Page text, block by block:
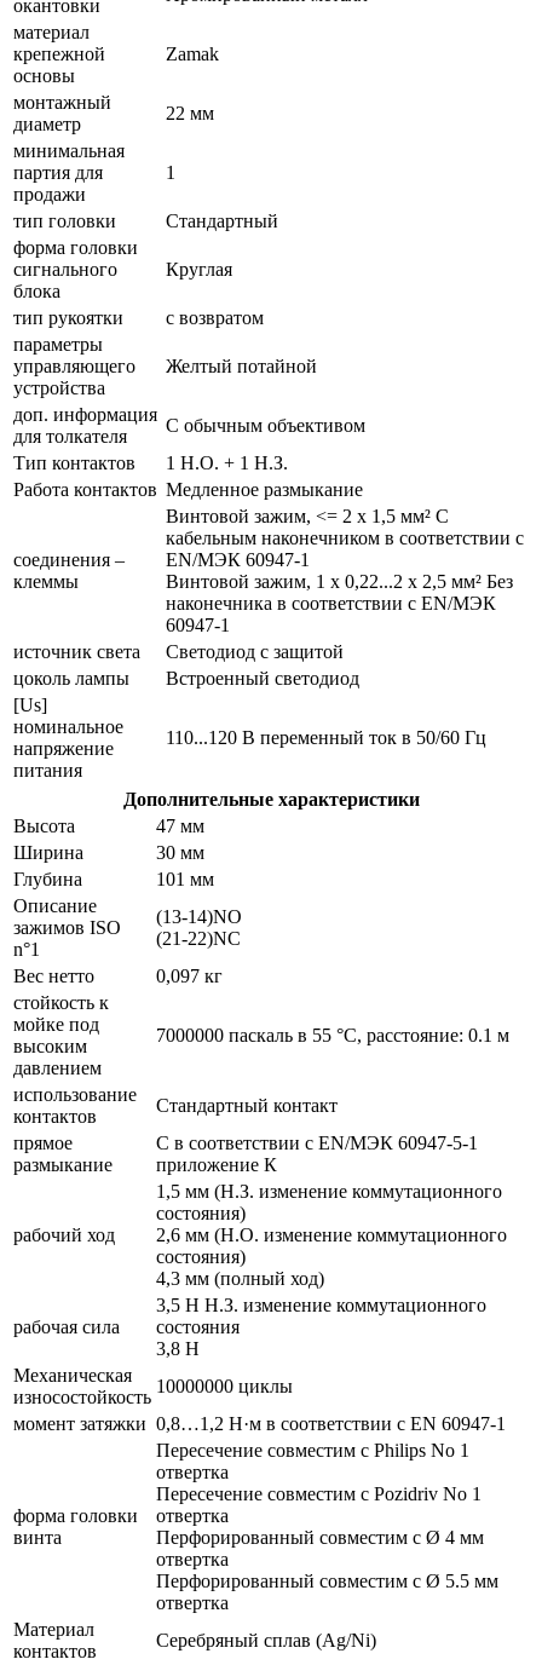
окантовки
материал
крепежной
основы
Zamak
монтажный
диаметр
22 мм
минимальная
партия для
продажи
1
тип головки
Стандартный
форма головки
сигнального
блока
Круглая
тип рукоятки
с возвратом
параметры
управляющего
устройства
Желтый потайной
доп. информация
для толкателя
С обычным объективом
Тип контактов
1 Н.О. + 1 Н.З.
Работа контактов Медленное размыкание
соединения –
клеммы
Винтовой зажим, <= 2 x 1,5 мм² С
кабельным наконечником в соответствии с
EN/МЭК 60947-1
Винтовой зажим, 1 x 0,22...2 x 2,5 мм² Без
наконечника в соответствии с EN/МЭК
60947-1
источник света
Светодиод с защитой
цоколь лампы
Встроенный светодиод
[Us]
номинальное
напряжение
питания
110...120 В переменный ток в 50/60 Гц
Дополнительные характеристики
Высота
47 мм
Ширина
30 мм
Глубина
101 мм
Описание
зажимов ISO
n°1
(13-14)NO
(21-22)NC
Вес нетто
0,097 кг
стойкость к
мойке под
высоким
давлением
7000000 паскаль в 55 °C, расстояние: 0.1 м
использование
контактов
Стандартный контакт
прямое
размыкание
С в соответствии с EN/МЭК 60947-5-1
приложение К
рабочий ход
1,5 мм (Н.З. изменение коммутационного
состояния)
2,6 мм (Н.О. изменение коммутационного
состояния)
4,3 мм (полный ход)
рабочая сила
3,5 Н Н.З. изменение коммутационного
состояния
3,8 Н
Механическая
износостойкость
10000000 циклы
момент затяжки 0,8…1,2 Н·м в соответствии с EN 60947-1
форма головки
винта
Пересечение совместим с Philips No 1
отвертка
Пересечение совместим с Pozidriv No 1
отвертка
Перфорированный совместим с Ø 4 мм
отвертка
Перфорированный совместим с Ø 5.5 мм
отвертка
Материал
контактов
Серебряный сплав (Ag/Ni)